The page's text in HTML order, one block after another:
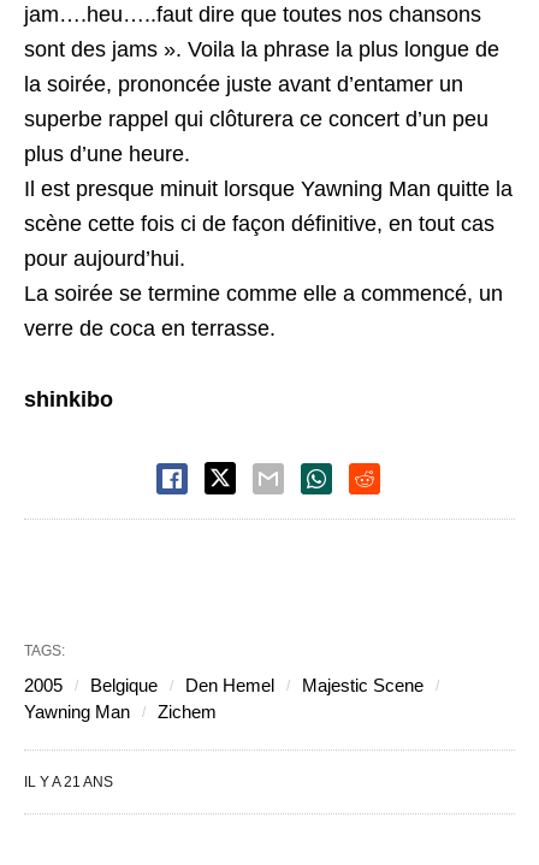
jam….heu…..faut dire que toutes nos chansons
sont des jams ». Voila la phrase la plus longue de
la soirée, prononcée juste avant d’entamer un
superbe rappel qui clôturera ce concert d’un peu
plus d’une heure.
Il est presque minuit lorsque Yawning Man quitte la
scène cette fois ci de façon définitive, en tout cas
pour aujourd’hui.
La soirée se termine comme elle a commencé, un
verre de coca en terrasse.
shinkibo
TAGS:
2005 Belgique Den Hemel
Majestic Scene
Yawning Man
Zichem
IL Y A 21 ANS